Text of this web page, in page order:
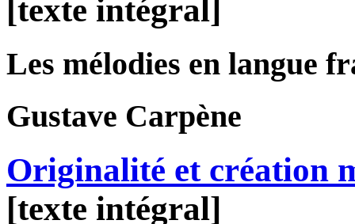
[texte intégral]
Les mélodies en langue
Gustave Carpène
Originalité et création
[texte intégral]